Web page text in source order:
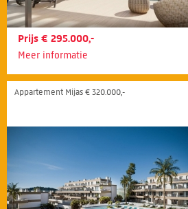
Prijs € 295.000,-
Meer informatie
Appartement Mijas € 320.000,-